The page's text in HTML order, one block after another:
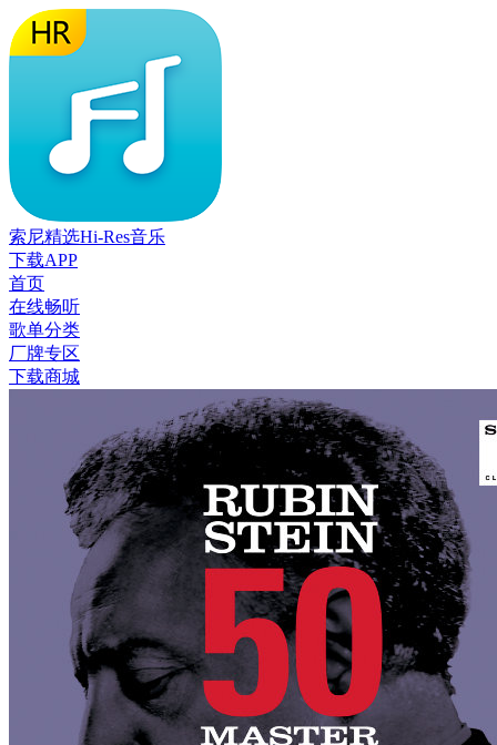
索尼精选Hi-Res音乐
下载APP
首页
在线畅听
歌单分类
厂牌专区
下载商城